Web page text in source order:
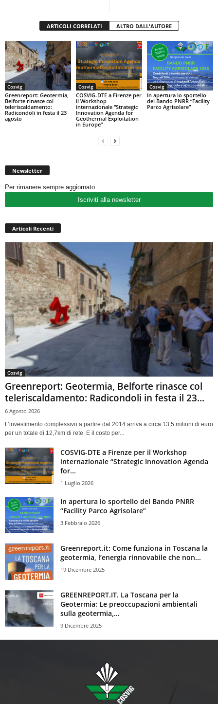
ARTICOLI CORRELATI ALTRO DALL'AUTORE
Cosvig
Greenreport: Geotermia,
Belforte rinasce col
teleriscaldamento:
Radicondoli in festa il 23
agosto
Cosvig
COSVIG-DTE a Firenze per
il Workshop
internazionale “Strategic
Innovation Agenda for
Geothermal Exploitation
in Europe”
Cosvig
In apertura lo sportello
del Bando PNRR “Facility
Parco Agrisolare”
Newsletter
Per rimanere sempre aggiornato
Iscriviti alla newsletter
Articoli Recenti
Cosvig
Greenreport: Geotermia, Belforte rinasce col
teleriscaldamento: Radicondoli in festa il 23...
6 Agosto 2026
L’investimento complessivo a partire dal 2014 arriva a circa 13,5 milioni di euro
per un totale di 12,7km di rete. E il costo per...
COSVIG-DTE a Firenze per il Workshop
internazionale “Strategic Innovation Agenda
for...
1 Luglio 2026
In apertura lo sportello del Bando PNRR
“Facility Parco Agrisolare”
3 Febbraio 2026
Greenreport.it: Come funziona in Toscana la
geotermia, l’energia rinnovabile che non...
19 Dicembre 2025
GREENREPORT.IT. La Toscana per la
Geotermia: Le preoccupazioni ambientali
sulla geotermia,...
9 Dicembre 2025